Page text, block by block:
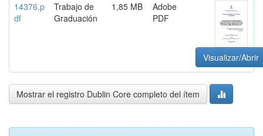
14376.p
df
Trabajo de
Graduación
1,85 MB
Adobe
PDF
Visualizar/Abrir
Mostrar el registro Dublin Core completo del ítem